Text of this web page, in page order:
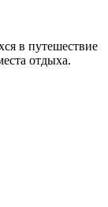
в путешествие
отдыха.